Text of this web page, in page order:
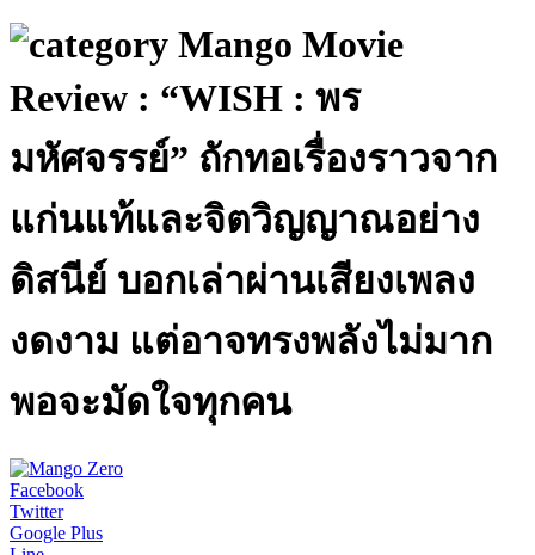
Mango Movie
Review : “WISH : พร
มหัศจรรย์” ถักทอเรื่องราวจาก
แก่นแท้และจิตวิญญาณอย่าง
ดิสนีย์ บอกเล่าผ่านเสียงเพลง
งดงาม แต่อาจทรงพลังไม่มาก
พอจะมัดใจทุกคน
Facebook
Twitter
Google Plus